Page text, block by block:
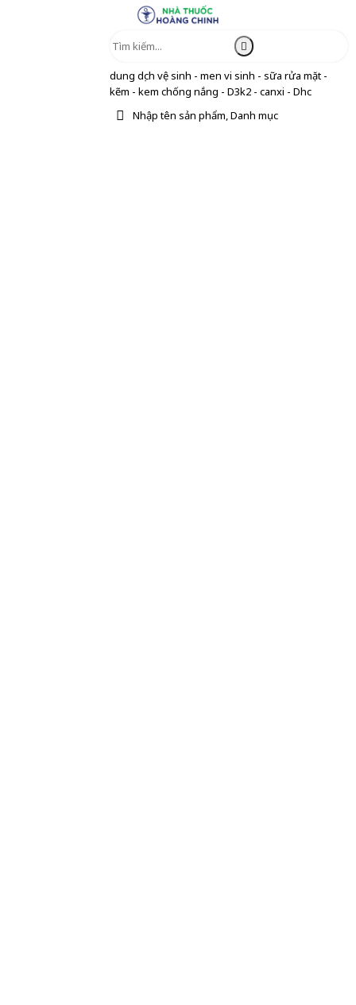
dung dịch vệ sinh - men vi sinh - sữa rửa mặt -
kẽm - kem chống nắng - D3k2 - canxi - Dhc
Nhập tên sản phẩm, Danh mục